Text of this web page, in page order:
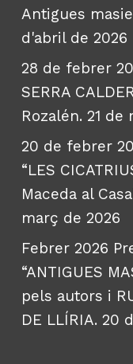
Antigues
d'abril de 2026
28 de febrer
SERRA
Rozalén. 21 de
20 de febrer
“LES
Maceda al
març de 2026
Febrer 2026
“ANTIGUES
pels autors i
DE LLÍRIA. 20